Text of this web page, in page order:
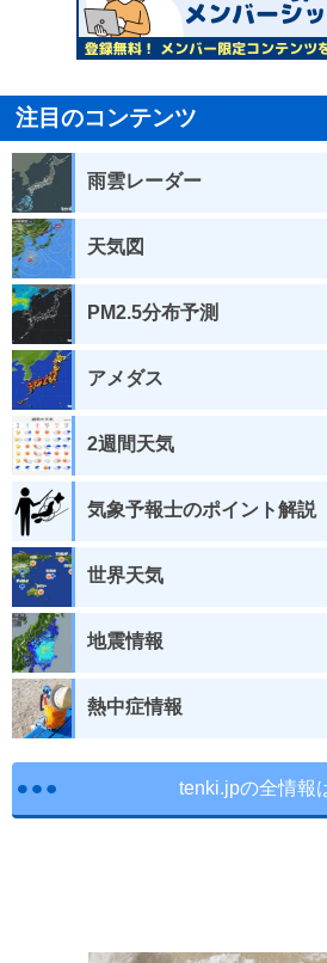
注目のコンテンツ
雨雲レーダー
天気図
PM2.5分布予測
アメダス
2週間天気
気象予報士のポイント解説
世界天気
地震情報
熱中症情報
tenki.jpの全情報